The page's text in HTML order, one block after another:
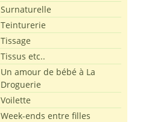
Surnaturelle
Teinturerie
Tissage
Tissus etc..
Un amour de bébé à La
Droguerie
Voilette
Week-ends entre filles